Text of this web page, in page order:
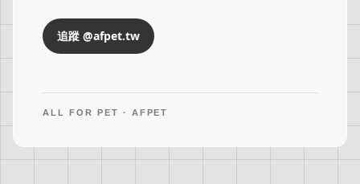
追蹤 @afpet.tw
ALL FOR PET · AFPET